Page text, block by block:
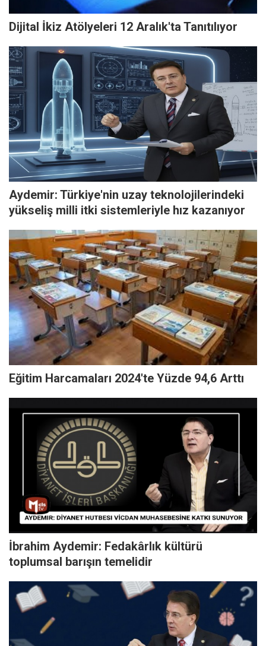
Dijital İkiz Atölyeleri 12 Aralık'ta Tanıtılıyor
Aydemir: Türkiye'nin uzay teknolojilerindeki
yükseliş milli itki sistemleriyle hız kazanıyor
Eğitim Harcamaları 2024'te Yüzde 94,6 Arttı
İbrahim Aydemir: Fedakârlık kültürü
toplumsal barışın temelidir